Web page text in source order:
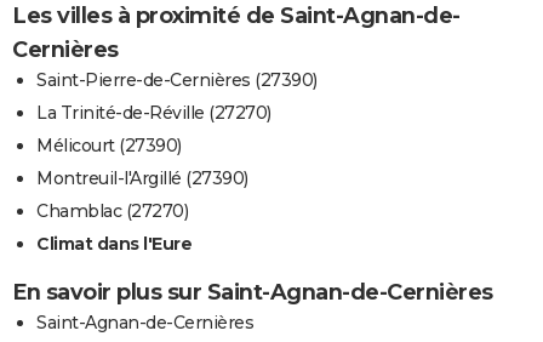
Les villes à proximité de Saint-Agnan-de-
Cernières
Saint-Pierre-de-Cernières (27390)
La Trinité-de-Réville (27270)
Mélicourt (27390)
Montreuil-l'Argillé (27390)
Chamblac (27270)
Climat dans l'Eure
En savoir plus sur Saint-Agnan-de-Cernières
Saint-Agnan-de-Cernières